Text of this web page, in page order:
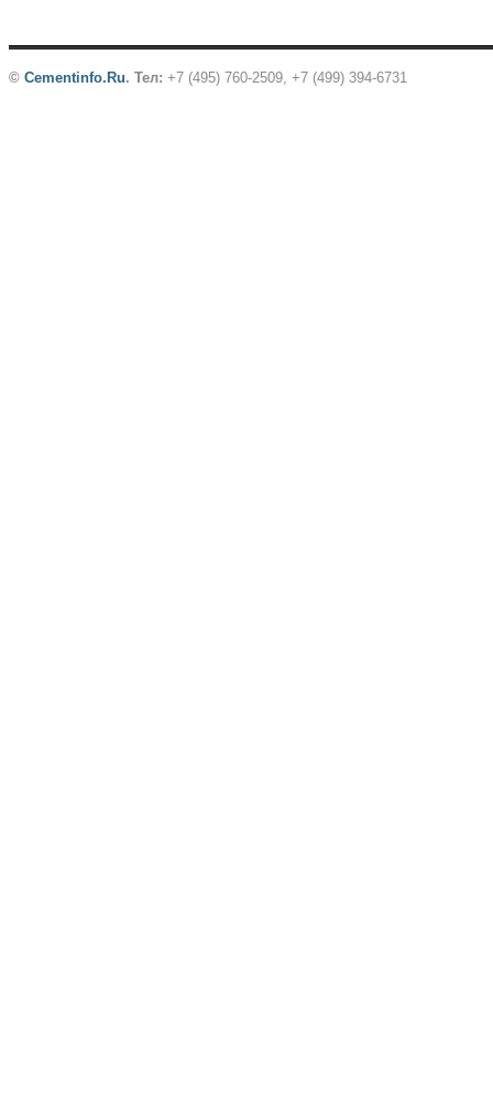
© Cementinfo.Ru. Тел: +7 (495) 760-2509, +7 (499) 394-6731